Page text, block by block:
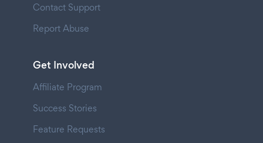
Contact Support
Report Abuse
Get Involved
Affiliate Program
Success Stories
Feature Requests